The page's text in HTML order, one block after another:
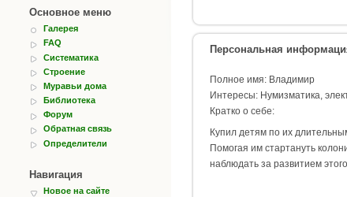
Основное меню
Галерея
FAQ
Систематика
Строение
Муравьи дома
Библиотека
Форум
Обратная связь
Определители
Навигация
Новое на сайте
Персональная
Полное имя: Владимир
Интересы: Нумизматика,
Кратко о себе:
Купил детям по их
Помогая им стартануть
наблюдать за развитием